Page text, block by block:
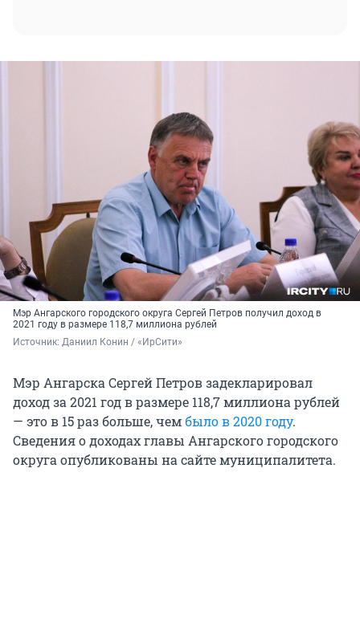
Мэр Ангарского городского округа Сергей Петров получил доход в
2021 году в размере 118,7 миллиона рублей
Источник: Даниил Конин / «ИрСити»
Мэр Ангарска Сергей Петров задекларировал
доход за 2021 год в размере 118,7 миллиона рублей
— это в 15 раз больше, чембыло в 2020 году.
Сведения о доходах главы Ангарского городского
округа опубликованы на сайте муниципалитета.